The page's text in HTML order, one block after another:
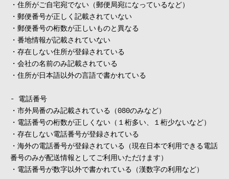
・住所がご自宅宛でない（郵便局宛になっているなど）
・郵便番号が正しく記載されていない
・郵便番号の桁数が正しいものと異なる
・番地情報が記載されていない
・存在しない住所が登録されている
・会社の名前のみ記載されている
・住所が日本語以外の言語で書かれている
- 電話番号
・市外局番のみ記載されている（080のみなど）
・電話番号の桁数が正しくない（１桁多い、１桁少ないなど）
・存在しない電話番号が登録されている
・海外の電話番号が登録されている（現在日本で利用できる電話
番号のみが配送情報としてご利用いただけます）
・電話番号が数字以外で書かれている（漢数字の利用など）